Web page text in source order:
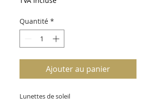
Quantité *
Ajouter au panier
Lunettes de soleil